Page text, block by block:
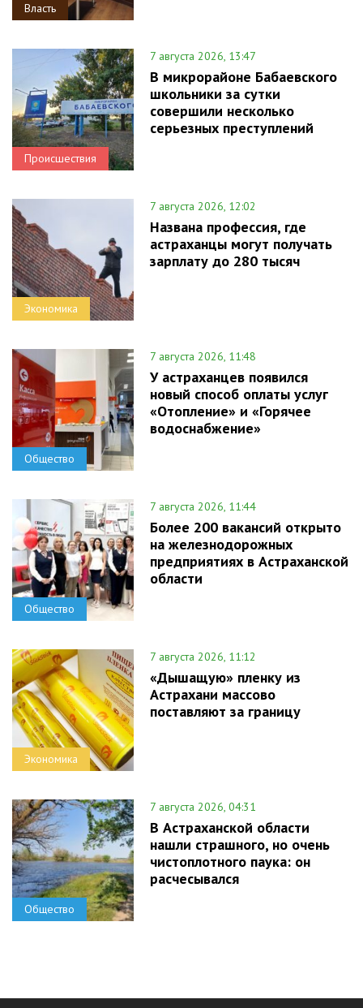
Власть
Происшествия
7 августа 2026, 13:47
В микрорайоне Бабаевского
школьники за сутки
совершили несколько
серьезных преступлений
Экономика
7 августа 2026, 12:02
Названа профессия, где
астраханцы могут получать
зарплату до 280 тысяч
Общество
7 августа 2026, 11:48
У астраханцев появился
новый способ оплаты услуг
«Отопление» и «Горячее
водоснабжение»
Общество
7 августа 2026, 11:44
Более 200 вакансий открыто
на железнодорожных
предприятиях в Астраханской
области
Экономика
7 августа 2026, 11:12
«Дышащую» пленку из
Астрахани массово
поставляют за границу
Общество
7 августа 2026, 04:31
В Астраханской области
нашли страшного, но очень
чистоплотного паука: он
расчесывался